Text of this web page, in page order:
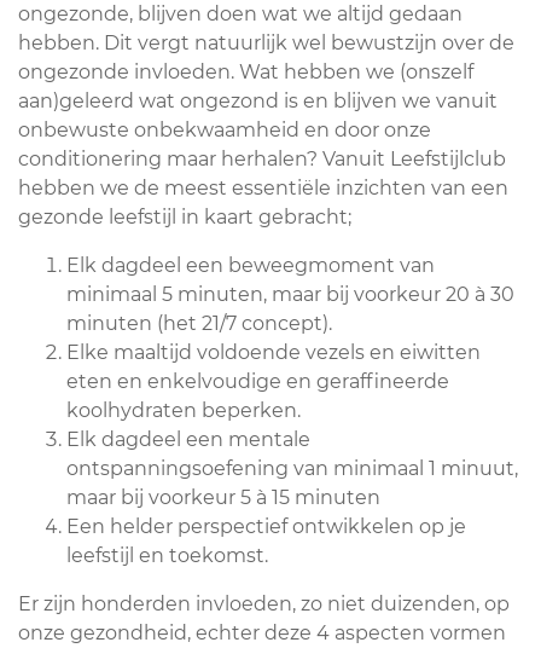
ongezonde, blijven doen wat we altijd gedaan
hebben. Dit vergt natuurlijk wel bewustzijn over de
ongezonde invloeden. Wat hebben we (onszelf
aan)geleerd wat ongezond is en blijven we vanuit
onbewuste onbekwaamheid en door onze
conditionering maar herhalen? Vanuit Leefstijlclub
hebben we de meest essentiële inzichten van een
gezonde leefstijl in kaart gebracht;
Elk dagdeel een beweegmoment van
minimaal 5 minuten, maar bij voorkeur 20 à 30
minuten (het 21/7 concept).
Elke maaltijd voldoende vezels en eiwitten
eten en enkelvoudige en geraffineerde
koolhydraten beperken.
Elk dagdeel een mentale
ontspanningsoefening van minimaal 1 minuut,
maar bij voorkeur 5 à 15 minuten
Een helder perspectief ontwikkelen op je
leefstijl en toekomst.
Er zijn honderden invloeden, zo niet duizenden, op
onze gezondheid, echter deze 4 aspecten vormen